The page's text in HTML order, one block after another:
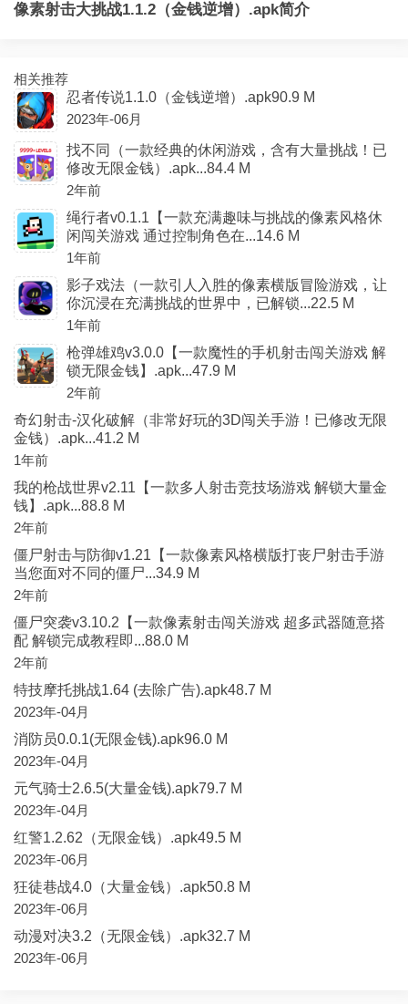
像素射击大挑战1.1.2（金钱逆增）.apk简介
相关推荐
忍者传说1.1.0（金钱逆增）.apk90.9 M
2023年-06月
找不同（一款经典的休闲游戏，含有大量挑战！已
修改无限金钱）.apk...84.4 M
2年前
绳行者v0.1.1【一款充满趣味与挑战的像素风格休
闲闯关游戏 通过控制角色在...14.6 M
1年前
影子戏法（一款引人入胜的像素横版冒险游戏，让
你沉浸在充满挑战的世界中，已解锁...22.5 M
1年前
枪弹雄鸡v3.0.0【一款魔性的手机射击闯关游戏 解
锁无限金钱】.apk...47.9 M
2年前
奇幻射击-汉化破解（非常好玩的3D闯关手游！已修改无限
金钱）.apk...41.2 M
1年前
我的枪战世界v2.11【一款多人射击竞技场游戏 解锁大量金
钱】.apk...88.8 M
2年前
僵尸射击与防御v1.21【一款像素风格横版打丧尸射击手游
当您面对不同的僵尸...34.9 M
2年前
僵尸突袭v3.10.2【一款像素射击闯关游戏 超多武器随意搭
配 解锁完成教程即...88.0 M
2年前
特技摩托挑战1.64 (去除广告).apk48.7 M
2023年-04月
消防员0.0.1(无限金钱).apk96.0 M
2023年-04月
元气骑士2.6.5(大量金钱).apk79.7 M
2023年-04月
红警1.2.62（无限金钱）.apk49.5 M
2023年-06月
狂徒巷战4.0（大量金钱）.apk50.8 M
2023年-06月
动漫对决3.2（无限金钱）.apk32.7 M
2023年-06月